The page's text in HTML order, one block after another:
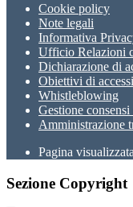
Cookie policy
Note legali
Informativa
Ufficio Relazioni
Dichiarazione di
Obiettivi di
Whistleblowing
Gestione
Amministrazione
Pagina visualizzata
Sezione Copyright